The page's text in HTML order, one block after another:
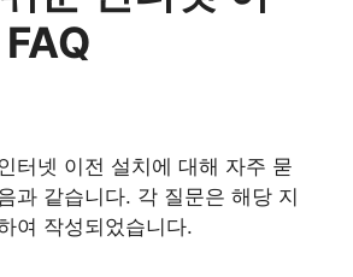
터넷 이전 설치에 대해 자주 묻
과 같습니다. 각 질문은 해당 지
여 작성되었습니다.